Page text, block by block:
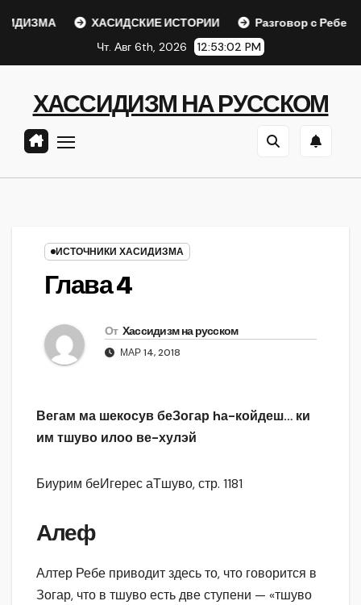
ХАСИДСКИЕ ИСТОРИИ
Разговор с Ребе
Чт. Авг 6th, 2026
12:53:02 PM
ХАССИДИЗМ НА РУССКОМ
ИСТОЧНИКИ ХАСИДИЗМА
Глава 4
От Хассидизм на русском
МАР 14, 2018
Вегам ма шекосув беЗогар hа-койдеш… ки
им тшуво илоо ве-хулэй
Биурим беИгерес аТшуво, стр. 1181
Алеф
Алтер Ребе приводит здесь то, что говорится в
Зогар, что в тшуво есть две ступени — «тшуво